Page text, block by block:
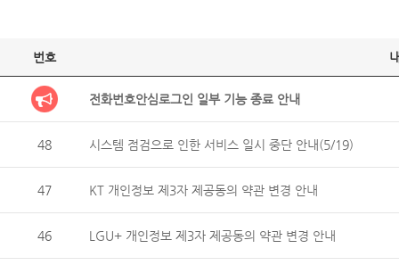
번호
전화번호안심로그인 일부 기능 종료 안내
48 시스템 점검으로 인한 서비스 일시 중단 안내(5/19)
47 KT 개인정보 제3자 제공동의 약관 변경 안내
46 LGU+ 개인정보 제3자 제공동의 약관 변경 안내